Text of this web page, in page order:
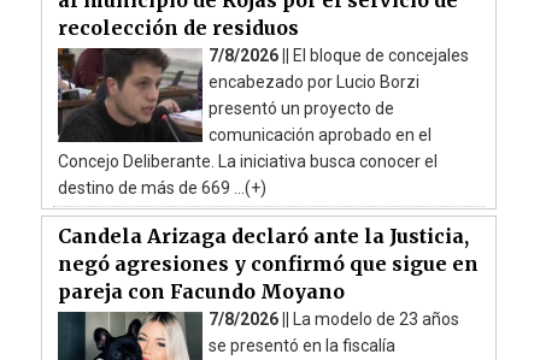
recolección de residuos
7/8/2026 ||
El bloque de concejales
encabezado por Lucio Borzi
presentó un proyecto de
comunicación aprobado en el
Concejo Deliberante. La iniciativa busca conocer el
destino de más de 669 ...(+)
Candela Arizaga declaró ante la Justicia,
negó agresiones y confirmó que sigue en
pareja con Facundo Moyano
7/8/2026 ||
La modelo de 23 años
se presentó en la fiscalía